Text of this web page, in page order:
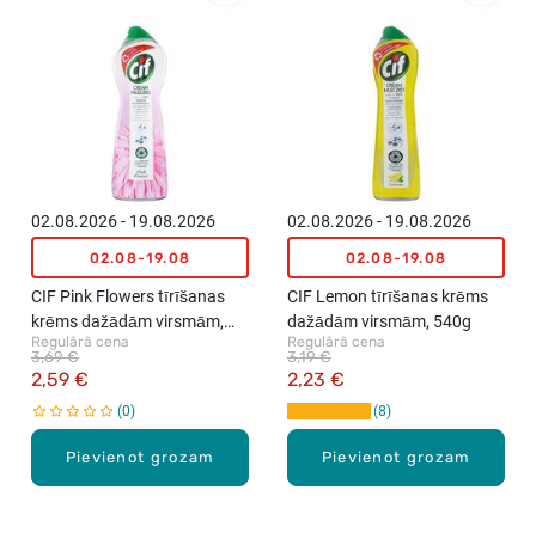
Pievienot grozam
02.08.2026 - 19.08.2026
02.08-19.08
CIF Pink Flowers tīrīšanas
krēms dažādām virsmām,
780g
Regulārā cena
2,59 €
3,69 €
0
Pievienot grozam
02.08.2026 - 19.08.2026
02.08-19.08
CIF Lemon tīrīšanas krēms
dažādām virsmām, 540g
Regulārā cena
2,23 €
3,19 €
8